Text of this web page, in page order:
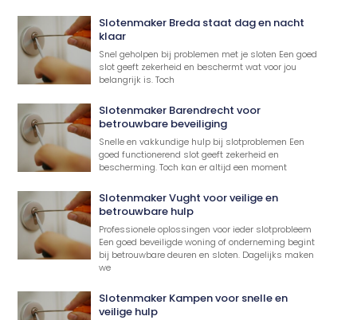
Slotenmaker Breda staat dag en nacht
klaar
Snel geholpen bij problemen met je sloten Een goed
slot geeft zekerheid en beschermt wat voor jou
belangrijk is. Toch
Slotenmaker Barendrecht voor
betrouwbare beveiliging
Snelle en vakkundige hulp bij slotproblemen Een
goed functionerend slot geeft zekerheid en
bescherming. Toch kan er altijd een moment
Slotenmaker Vught voor veilige en
betrouwbare hulp
Professionele oplossingen voor ieder slotprobleem
Een goed beveiligde woning of onderneming begint
bij betrouwbare deuren en sloten. Dagelijks maken
we
Slotenmaker Kampen voor snelle en
veilige hulp